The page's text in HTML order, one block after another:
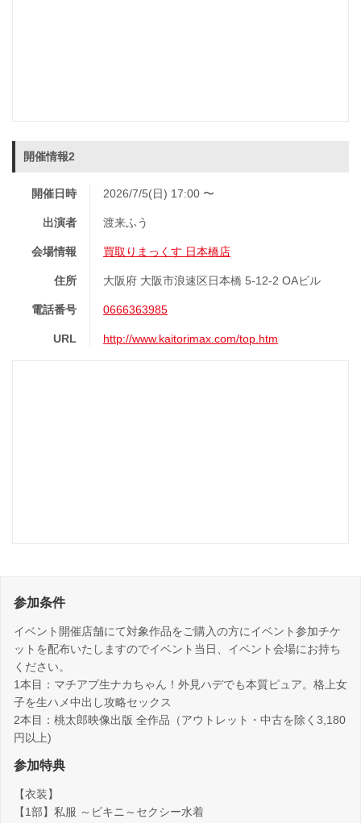
開催情報2
開催日時 2026/7/5(日) 17:00 〜
出演者 渡来ふう
会場情報 買取りまっくす 日本橋店
住所 大阪府 大阪市浪速区日本橋 5-12-2 OAビル
電話番号 0666363985
URL http://www.kaitorimax.com/top.htm
参加条件
イベント開催店舗にて対象作品をご購入の方にイベント参加チケ
ットを配布いたしますのでイベント当日、イベント会場にお持ち
ください。
1本目：マチアプ生ナカちゃん！外見ハデでも本質ピュア。格上女
子を生ハメ中出し攻略セックス
2本目：桃太郎映像出版 全作品（アウトレット・中古を除く3,180
円以上)
参加特典
【衣装】
【1部】私服 ～ビキニ～セクシー水着